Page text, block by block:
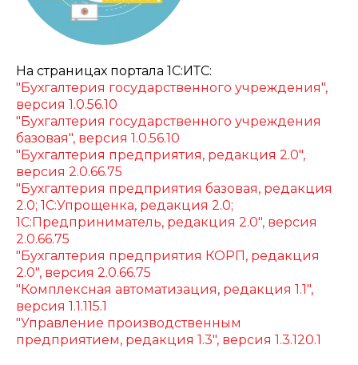
На страницах портала 1С:ИТС:
"Бухгалтерия государственного учреждения",
версия 1.0.56.10
"Бухгалтерия государственного учреждения
базовая", версия 1.0.56.10
"Бухгалтерия предприятия, редакция 2.0",
версия 2.0.66.75
"Бухгалтерия предприятия базовая, редакция
2.0; 1С:Упрощенка, редакция 2.0;
1С:Предприниматель, редакция 2.0", версия
2.0.66.75
"Бухгалтерия предприятия КОРП, редакция
2.0", версия 2.0.66.75
"Комплексная автоматизация, редакция 1.1",
версия 1.1.115.1
"Управление производственным
предприятием, редакция 1.3", версия 1.3.120.1